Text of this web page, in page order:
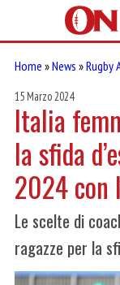
Home »News »Rugby
15 Marzo 2024
Italia
la sfida
2024 con
Le scelte di
ragazze per la